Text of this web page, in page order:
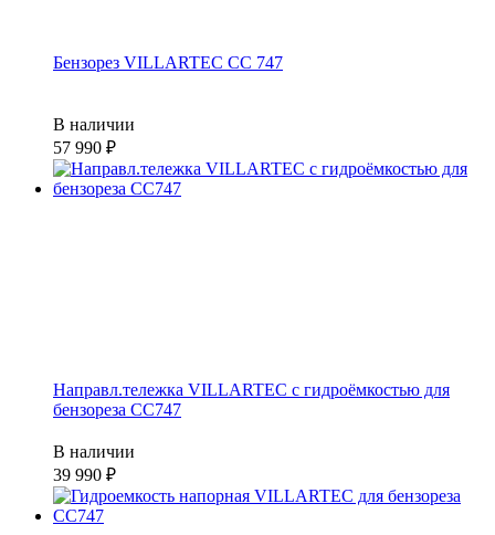
Бензорез VILLARTEC СС 747
В наличии
57 990
Направл.тележка VILLARTEC с гидроёмкостью для
бензореза CC747
В наличии
39 990